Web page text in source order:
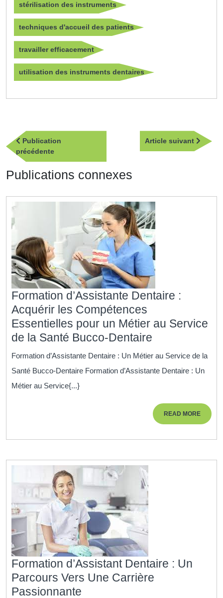
stérilisation des instruments
techniques d'accueil des patients
travailler efficacement
utilisation des instruments dentaires
Navigation
de
l’article
Publication
précédentePublication
précédente
Article suivant
Article
Publications connexes
Formation d’Assistante Dentaire :
Acquérir les Compétences
Essentielles pour un Métier au Service
de la Santé Bucco-Dentaire
d’Assistante
Dentaire
les
Compétences
un
Bucco-
Dentaire
Formation d’Assistante Dentaire : Un Métier au Service de la
Santé Bucco-Dentaire Formation d’Assistante Dentaire : Un
Métier au Service{...}
READ MOREREAD
MORE
Formation d’Assistant Dentaire : Un
Parcours Vers Une Carrière
Passionnante